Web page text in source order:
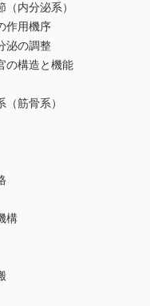
内分泌系）
作用機序
泌の調整
構造と機能
筋骨系）
構